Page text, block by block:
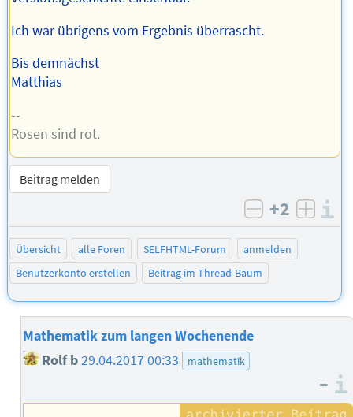
Ich war übrigens vom Ergebnis überrascht.
Bis demnächst
Matthias
--
Rosen sind rot.
Beitrag melden
negativ
+2
Übersicht alle Foren SELFHTML-Forum
anmelden
Benutzerkonto erstellen
Beitrag im Thread-Baum
Mathematik zum langen Wochenende
Rolf b29.04.2017 00:33 mathematik
–